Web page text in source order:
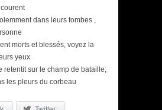
courent
dans leurs tombes ,
morts et blessés, voyez la
yeux
retentit sur le champ de bataille;
les pleurs du corbeau